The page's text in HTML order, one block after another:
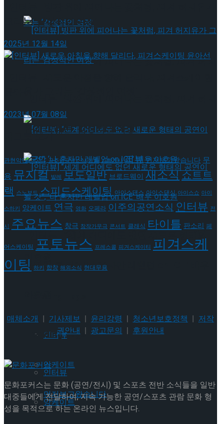
[인터뷰] 빙판 위에 피어나는 꽃처럼, 피겨 허지
[인터뷰] “세계 어디에도 없던 새로운 형태의
공연이 될 것”, ‘나 혼자만 레벨업 on ICE’ 배우
이호원
인터뷰
앙케이트
먼저보고왔습니다
유가 그리는 ‘감성적인 여정’
[인터뷰] “세계 어디에도 없던 새로운 형태의
공연이 될 것”, ‘나 혼자만 레벨업 on ICE’ 배우
Trending Tags
인터뷰
앙케이트
그리는 ‘감성적인 여정’
2025년 12월 14일
2023년 07월 08일
태그로 보기
관현악단 국악 금주의공연소식 기획 기획기사 리뷰 먼저보고왔습니다 무
용뮤지컬 발레 보도일반브로드웨이새소식쇼트트
랙 스노보드 스피드스케이팅 아이스댄스 아이스댄싱 아이스쇼 아이
스하키 앙케이트연극 영화 오페라 이주의공연소식인터뷰 전
시 주요뉴스 창극 창작가무극 콘서트 클래식 타이틀판소리 페
어스케이팅 포토뉴스 프레스콜 피겨스케이티 피겨스케
이팅 하키 합창 해외소식 현대무용
매체소개 | 기사제보 | 윤리강령 | 청소년보호정책 | 저작
권안내 | 광고문의 | 후원안내
문화포커스는 문화 (공연/전시) 및 스포츠 전반 소식들을 일반
대중들에게 전달하여, 지속 가능한 공연/스포츠 관람 문화 형
성을 목적으로 하는 온라인 뉴스입니다.